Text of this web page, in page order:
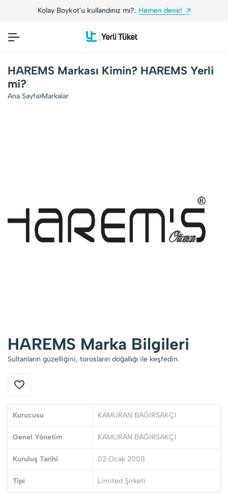
Kolay Boykot'u kullandınız mı?. Hemen dene!
HAREMS Markası Kimin? HAREMS Yerli
mi?
Ana Sayfa Markalar
HAREMS Marka Bilgileri
Sultanların güzelliğini, torosların doğallığı ile keşfedin.
Kurucusu KAMURAN BAĞIRSAKÇI
Genel Yönetim KAMURAN BAĞIRSAKÇI
Kuruluş Tarihi 02 Ocak 2008
Tipi Limited Şirketi